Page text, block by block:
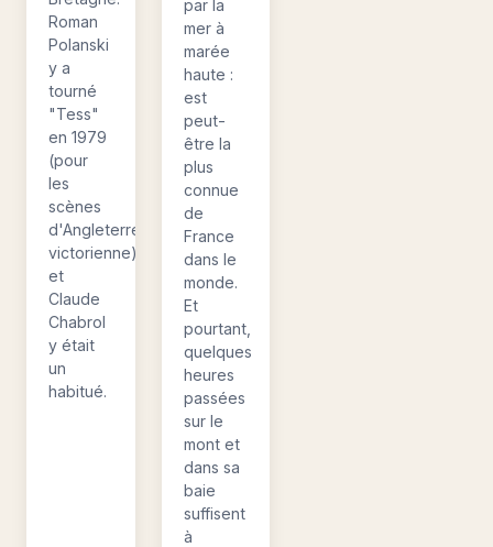
Roman
Polanski
y a
tourné
"Tess"
en 1979
(pour
les
scènes
d'Angleterre
victorienne)
et
Claude
Chabrol
y était
un
habitué.
par la
mer à
marée
haute :
est
peut-
être la
plus
connue
de
France
dans le
monde.
Et
pourtant,
quelques
heures
passées
sur le
mont et
dans sa
baie
suffisent
à